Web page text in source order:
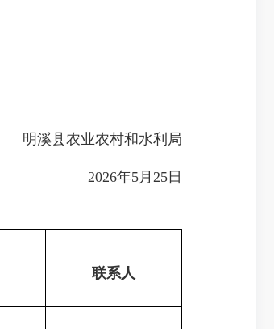
明溪县农业农村和水利局
2026年5月25日
联系人